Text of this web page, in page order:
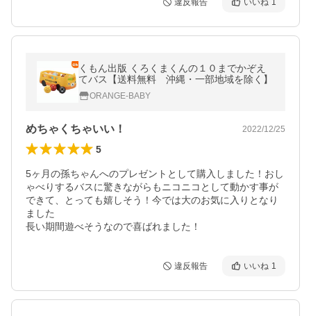
違反報告 いいね 1
くもん出版 くろくまくんの１０までかぞえ
てバス【送料無料 沖縄・一部地域を除く】
ORANGE-BABY
めちゃくちゃいい！ 2022/12/25
5
5ヶ月の孫ちゃんへのプレゼントとして購入しました！おし
ゃべりするバスに驚きながらもニコニコとして動かす事が
できて、とっても嬉しそう！今では大のお気に入りとなり
ました
長い期間遊べそうなので喜ばれました！
違反報告 いいね 1